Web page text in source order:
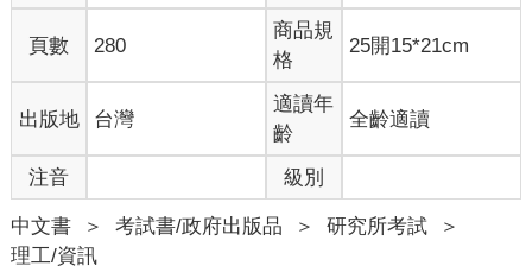
頁數 280
商品規
格
25開15*21cm
出版地 台灣
適讀年
齡
全齡適讀
注音 級別
中文書 ＞ 考試書/政府出版品 ＞ 研究所考試
＞
理工/資訊